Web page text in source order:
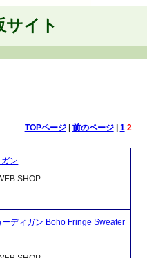
サイト
TOPページ| 前のページ| 1 2
ン
SHOP
ディガン Boho Fringe Sweater